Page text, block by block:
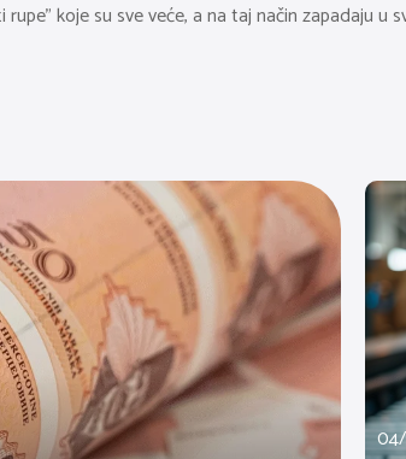
koje su sve veće, a na taj način zapadaju u